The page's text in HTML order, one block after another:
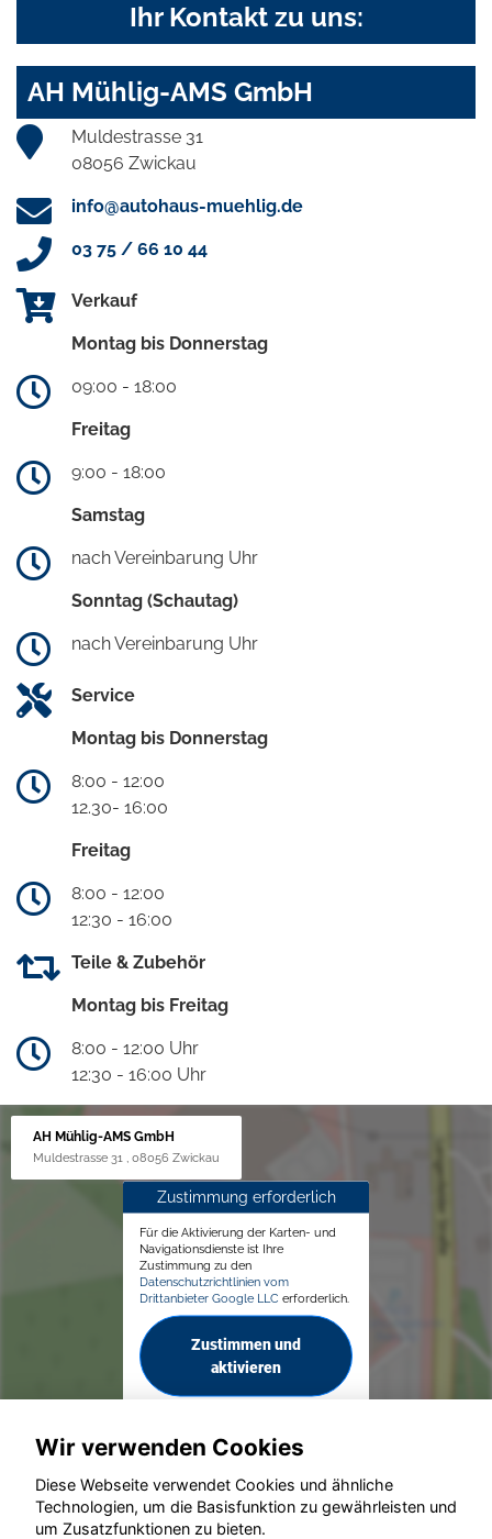
Ihr Kontakt zu uns:
AH Mühlig-AMS GmbH
Muldestrasse 31
08056 Zwickau
info@autohaus-muehlig.de
03 75 / 66 10 44
Verkauf
Montag bis Donnerstag
09:00 - 18:00
Freitag
9:00 - 18:00
Samstag
nach Vereinbarung Uhr
Sonntag (Schautag)
nach Vereinbarung Uhr
Service
Montag bis Donnerstag
8:00 - 12:00
12.30- 16:00
Freitag
8:00 - 12:00
12:30 - 16:00
Teile & Zubehör
Montag bis Freitag
8:00 - 12:00 Uhr
12:30 - 16:00 Uhr
AH Mühlig-AMS GmbH
Muldestrasse 31 , 08056 Zwickau
Zustimmung erforderlich
Für die Aktivierung der Karten- und
Navigationsdienste ist Ihre
Zustimmung zu den
Datenschutzrichtlinien vom
Drittanbieter Google LLC erforderlich.
Zustimmen und
aktivieren
© konjunkturmotor.de GmbH 2020 - 2026
Wir verwenden Cookies
Diese Webseite verwendet Cookies und ähnliche
Technologien, um die Basisfunktion zu gewährleisten und
um Zusatzfunktionen zu bieten.